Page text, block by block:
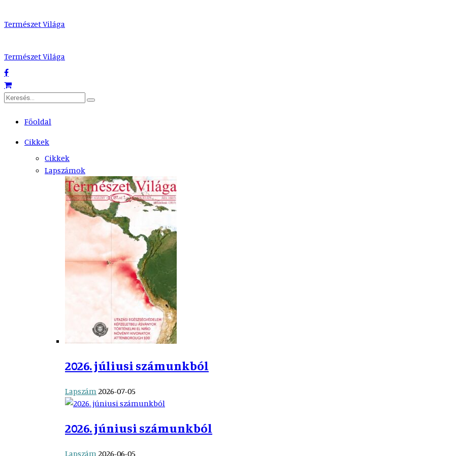
Természet Világa
Természet Világa
Főoldal
Cikkek
Cikkek
Lapszámok
2026. júliusi számunkból
Lapszám 2026-07-05
2026. júniusi számunkból
Lapszám 2026-06-05